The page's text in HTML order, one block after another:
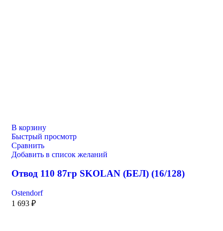
В корзину
Быстрый просмотр
Сравнить
Добавить в список желаний
Отвод 110 87гр SKOLAN (БЕЛ) (16/128)
Ostendorf
1 693 ₽